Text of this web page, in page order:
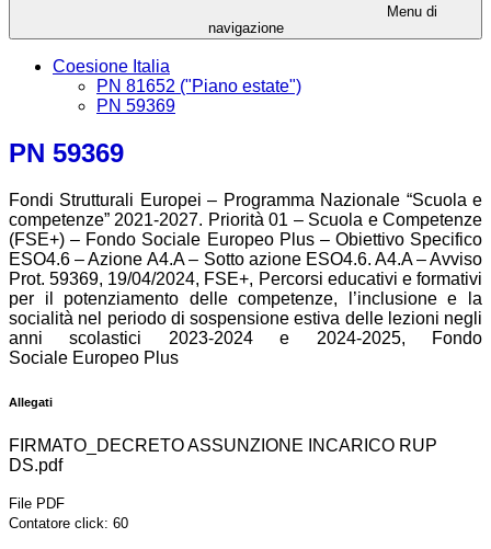
Menu di
navigazione
Coesione Italia
PN 81652 ("Piano estate")
PN 59369
PN 59369
Fondi Strutturali Europei – Programma Nazionale “Scuola e
competenze” 2021-2027. Priorità 01 – Scuola e Competenze
(FSE+) – Fondo Sociale Europeo Plus – Obiettivo Specifico
ESO4.6 – Azione A4.A – Sotto azione ESO4.6. A4.A – Avviso
Prot. 59369, 19/04/2024, FSE+, Percorsi educativi e formativi
per il potenziamento delle competenze, l’inclusione e la
socialità nel periodo di sospensione estiva delle lezioni negli
anni scolastici 2023-2024 e 2024-2025, Fondo
Sociale Europeo Plus
Allegati
FIRMATO_DECRETO ASSUNZIONE INCARICO RUP
DS.pdf
File PDF
Contatore click: 60